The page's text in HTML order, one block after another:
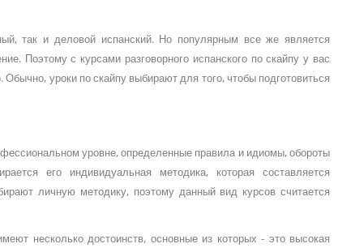
так и деловой испанский. Но популярным все же является
Поэтому с курсами разговорного испанского по скайпу у вас
уроки по скайпу выбирают для того, чтобы подготовиться
уровне, определенные правила и идиомы, обороты
его индивидуальная методика, которая составляется
личную методику, поэтому данный вид курсов считается
несколько достоинств, основные из которых - это высокая